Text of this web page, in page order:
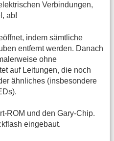
Verbindungen,
ab!
indem sämtliche
entfernt werden. Danach
ohne
auf Leitungen, die noch
ähnliches (insbesondere
ROM und den Gary-Chip.
eingebaut.